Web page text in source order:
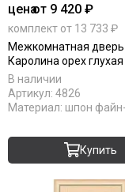
ценаот 9 420 ₽
комплект от 13 733 ₽
Межкомнатная
Каролина орех глухая
В наличии
Артикул: 4826
Материал: шпон
Купить